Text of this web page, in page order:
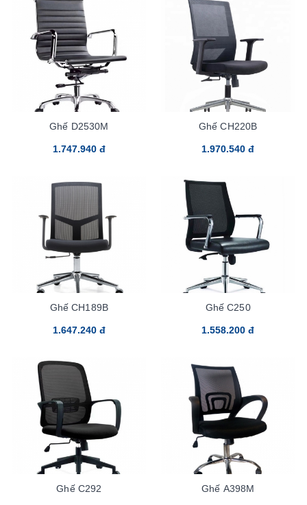
Ghế D2530M
1.747.940 đ
Ghế CH220B
1.970.540 đ
Ghế CH189B
1.647.240 đ
Ghế C250
1.558.200 đ
Ghế C292 Ghế A398M